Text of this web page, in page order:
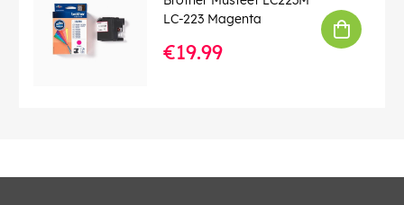
LC-223 Magenta
€19.99